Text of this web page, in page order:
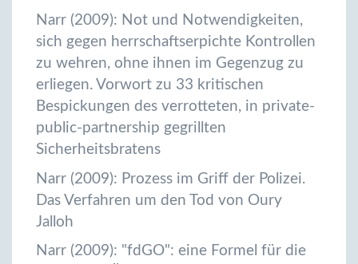
Narr (2009): Not und Notwendigkeiten,
sich gegen herrschaftserpichte Kontrollen
zu wehren, ohne ihnen im Gegenzug zu
erliegen. Vorwort zu 33 kritischen
Bespickungen des verrotteten, in private-
public-partnership gegrillten
Sicherheitsbratens
Narr (2009): Prozess im Griff der Polizei.
Das Verfahren um den Tod von Oury
Jalloh
Narr (2009): "fdGO": eine Formel für die